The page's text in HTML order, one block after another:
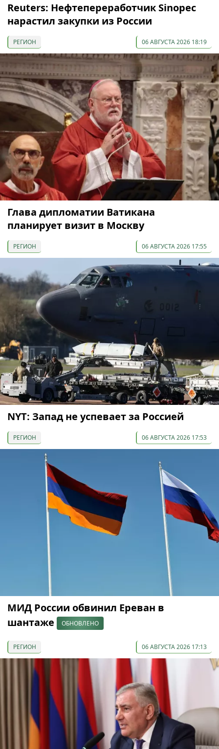
Reuters: Нефтепереработчик Sinopec
нарастил закупки из России
РЕГИОН 06 АВГУСТА 2026 18:19
Глава дипломатии Ватикана
планирует визит в Москву
РЕГИОН 06 АВГУСТА 2026 17:55
NYT: Запад не успевает за Россией
РЕГИОН 06 АВГУСТА 2026 17:53
МИД России обвинил Ереван в
шантаже
ОБНОВЛЕНО
РЕГИОН 06 АВГУСТА 2026 17:13